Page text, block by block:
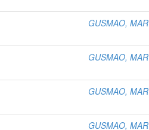
GUSMAO,
GUSMAO,
GUSMAO,
GUSMAO,